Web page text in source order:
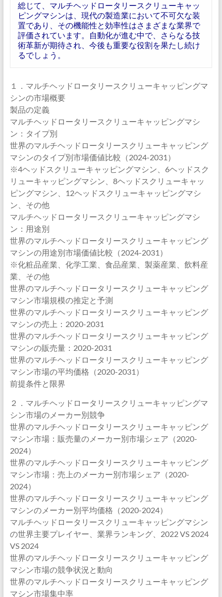
総じて、マルチヘッドロータリースクリューキャッ
ピングマシンは、現代の製造業において不可欠な装
置であり、その機能性と効率性はさまざまな業界で
評価されています。自動化が進む中で、さらなる技
術革新が期待され、今後も重要な役割を果たし続け
るでしょう。
１．マルチヘッドロータリースクリューキャッピングマ
シンの市場概要
製品の定義
マルチヘッドロータリースクリューキャッピングマシ
ン：タイプ別
世界のマルチヘッドロータリースクリューキャッピング
マシンのタイプ別市場価値比較（2024-2031）
※4ヘッドスクリューキャッピングマシン、6ヘッドスク
リューキャッピングマシン、8ヘッドスクリューキャッ
ピングマシン、12ヘッドスクリューキャッピングマシ
ン、その他
マルチヘッドロータリースクリューキャッピングマシ
ン：用途別
世界のマルチヘッドロータリースクリューキャッピング
マシンの用途別市場価値比較（2024-2031）
※化粧品産業、化学工業、食品産業、製薬産業、飲料産
業、その他
世界のマルチヘッドロータリースクリューキャッピング
マシン市場規模の推定と予測
世界のマルチヘッドロータリースクリューキャッピング
マシンの売上：2020-2031
世界のマルチヘッドロータリースクリューキャッピング
マシンの販売量：2020-2031
世界のマルチヘッドロータリースクリューキャッピング
マシン市場の平均価格（2020-2031）
前提条件と限界
２．マルチヘッドロータリースクリューキャッピングマ
シン市場のメーカー別競争
世界のマルチヘッドロータリースクリューキャッピング
マシン市場：販売量のメーカー別市場シェア（2020-
2024）
世界のマルチヘッドロータリースクリューキャッピング
マシン市場：売上のメーカー別市場シェア（2020-
2024）
世界のマルチヘッドロータリースクリューキャッピング
マシンのメーカー別平均価格（2020-2024）
マルチヘッドロータリースクリューキャッピングマシン
の世界主要プレイヤー、業界ランキング、2022 VS 2024
VS 2024
世界のマルチヘッドロータリースクリューキャッピング
マシン市場の競争状況と動向
世界のマルチヘッドロータリースクリューキャッピング
マシン市場集中率